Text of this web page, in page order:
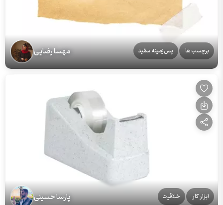
برچسب ها پس‌زمینه سفید مهسا رضایی
ابزار کار خلاقیت پارسا حسینی